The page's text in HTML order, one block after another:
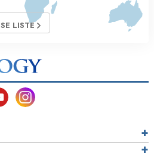
SE LISTE